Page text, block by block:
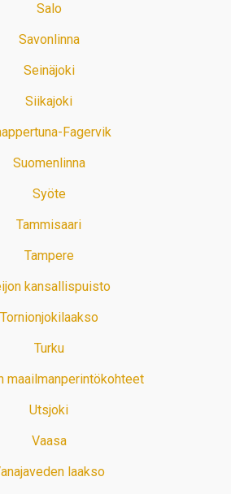
Salo
Savonlinna
Seinäjoki
Siikajoki
Fagervik
Suomenlinna
Syöte
Tammisaari
Tampere
kansallispuisto
Tornionjokilaakso
Turku
maailmanperintökohteet
Utsjoki
Vaasa
laakso